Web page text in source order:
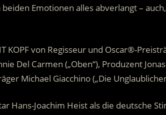
Emotionen alles abverlangt –
KOPF von Regisseur und Oscar®-
Del Carmen („Oben“), Produzent
Michael Giacchino („Die
Hans-Joachim Heist als die deutsche